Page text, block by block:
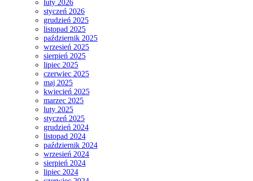
luty 2026
styczeń 2026
grudzień 2025
listopad 2025
październik 2025
wrzesień 2025
sierpień 2025
lipiec 2025
czerwiec 2025
maj 2025
kwiecień 2025
marzec 2025
luty 2025
styczeń 2025
grudzień 2024
listopad 2024
październik 2024
wrzesień 2024
sierpień 2024
lipiec 2024